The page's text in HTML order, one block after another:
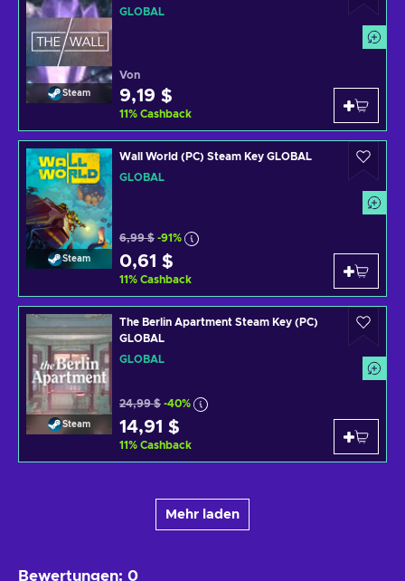
Steam
GLOBAL
Von
9,19 $
11% Cashback
Steam
Wall World (PC) Steam Key GLOBAL
GLOBAL
6,99 $ -91%
0,61 $
11% Cashback
Steam
The Berlin Apartment Steam Key (PC)
GLOBAL
GLOBAL
24,99 $ -40%
14,91 $
11% Cashback
Mehr laden
Bewertungen: 0